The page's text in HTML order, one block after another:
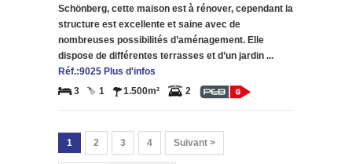
Schönberg, cette maison est à rénover, cependant la
structure est excellente et saine avec de
nombreuses possibilités d’aménagement. Elle
dispose de différentes terrasses et d’un jardin ...
Réf.:9025 Plus d'infos
3
1 1.500m² 2
1 2 3 4 Suivant >